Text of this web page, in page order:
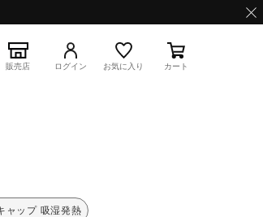
販売店 ログイン お気に入り カート
ャップ 吸湿発熱